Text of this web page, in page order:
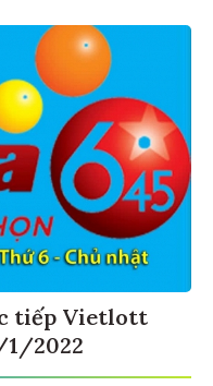
tiếp Vietlott
1/2022